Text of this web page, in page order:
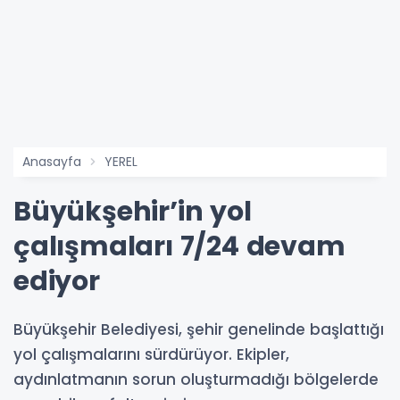
Anasayfa YEREL
Büyükşehir’in yol
çalışmaları 7/24 devam
ediyor
Büyükşehir Belediyesi, şehir genelinde başlattığı
yol çalışmalarını sürdürüyor. Ekipler,
aydınlatmanın sorun oluşturmadığı bölgelerde